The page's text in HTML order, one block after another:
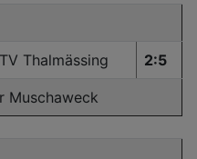
TV Thalmässing 2:5
Muschaweck